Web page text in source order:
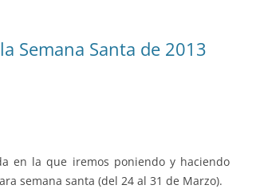
Semana Santa de 2013
en la que iremos poniendo y haciendo
semana santa (del 24 al 31 de Marzo).